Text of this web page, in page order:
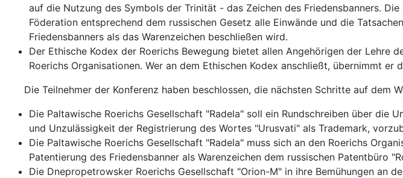
auf die Nutzung des Symbols der Trinität - das Zeichen des Friedensbanners.
Föderation entsprechend dem russischen Gesetz alle Einwände und die
Friedensbanners als das Warenzeichen beschließen wird.
Der Ethische Kodex der Roerichs Bewegung bietet allen Angehörigen der Lehre
Roerichs Organisationen. Wer an dem Ethischen Kodex anschließt, übernimmt
Die Teilnehmer der Konferenz haben beschlossen, die nächsten Schritte auf dem
Die Paltawische Roerichs Gesellschaft "Radela" soll ein Rundschreiben über die
und Unzulässigkeit der Registrierung des Wortes "Urusvati" als Trademark,
Die Paltawische Roerichs Gesellschaft "Radela" muss sich an den Roerichs
Patentierung des Friedensbanner als Warenzeichen dem russischen Patentbüro
Die Dnepropetrowsker Roerichs Gesellschaft "Orion-M" in ihre Bemühungen an